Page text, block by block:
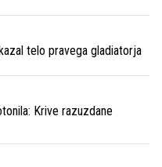
telo pravega gladiatorja
Krive razuzdane